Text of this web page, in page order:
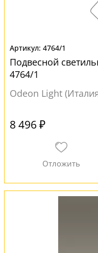
4764/1
Подвесной
4764/1
Odeon Light
8 496 ₽